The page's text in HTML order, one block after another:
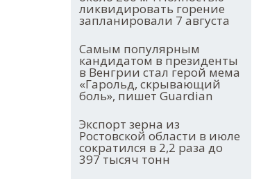
ликвидировать горение
запланировали 7 августа
Самым популярным
кандидатом в президенты
в Венгрии стал герой мема
«Гарольд, скрывающий
боль», пишет Guardian
Экспорт зерна из
Ростовской области в июле
сократился в 2,2 раза до
397 тысяч тонн